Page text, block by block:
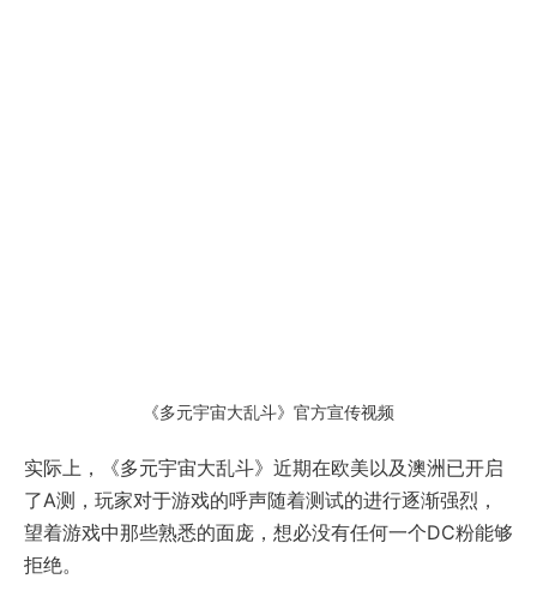
《多元宇宙大乱斗》官方宣传视频
实际上，《多元宇宙大乱斗》近期在欧美以及澳洲已开启
了A测，玩家对于游戏的呼声随着测试的进行逐渐强烈，
望着游戏中那些熟悉的面庞，想必没有任何一个DC粉能够
拒绝。